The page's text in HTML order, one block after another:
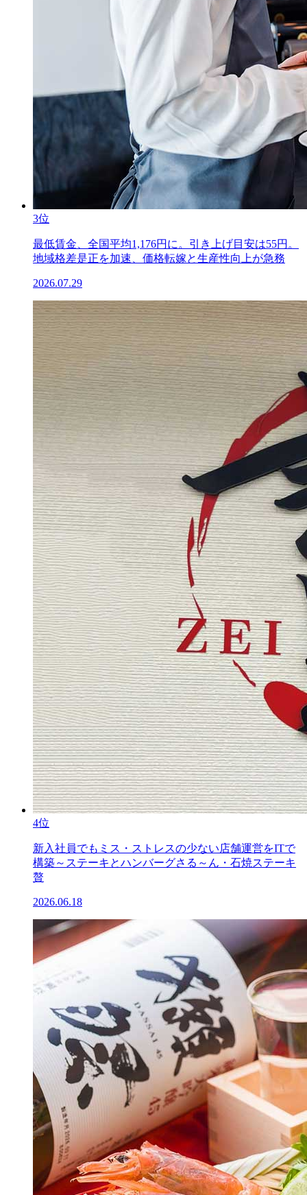
3位
最低賃金、全国平均1,176円に。引き上げ目安は55円。
地域格差是正を加速、価格転嫁と生産性向上が急務
2026.07.29
4位
新入社員でもミス・ストレスの少ない店舗運営をITで
構築～ステーキとハンバーグさる～ん・石焼ステーキ
贅
2026.06.18